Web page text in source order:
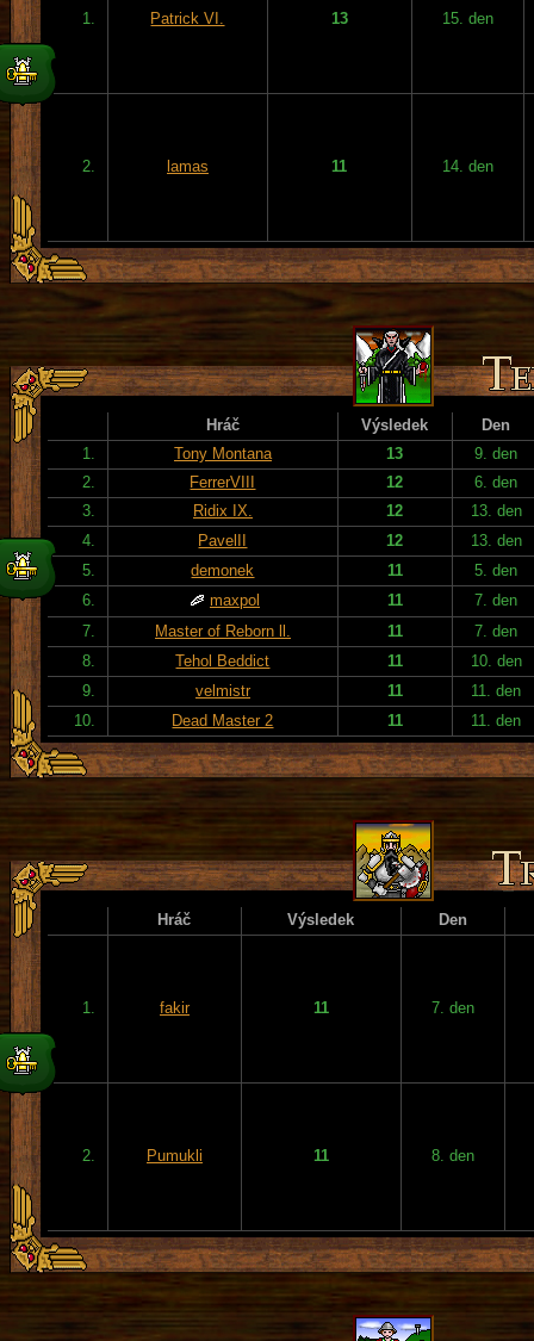
1. Patrick VI. 13 15. den
2. lamas 11 14. den
Hráč Výsledek
Den
1.
Tony Montana 13
9. den
2.
FerrerVIII 12
6. den
3.
Ridix IX. 12
13. den
4.
PavelII 12
13. den
5.
demonek 11
5. den
6.
maxpol 11
7. den
7.
Master of Reborn ll. 11
7. den
8.
Tehol Beddict 11
10. den
9.
velmistr 11
11. den
10.
Dead Master 2 11 11. den
Hráč Výsledek Den
1. fakir 11 7. den
2. Pumukli 11 8. den